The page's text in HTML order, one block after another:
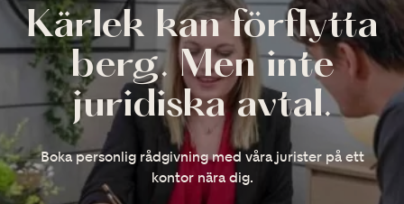
Kärlek kan förflytta
berg. Men inte
juridiska avtal.
Boka personlig rådgivning med våra jurister på ett
kontor nära dig.